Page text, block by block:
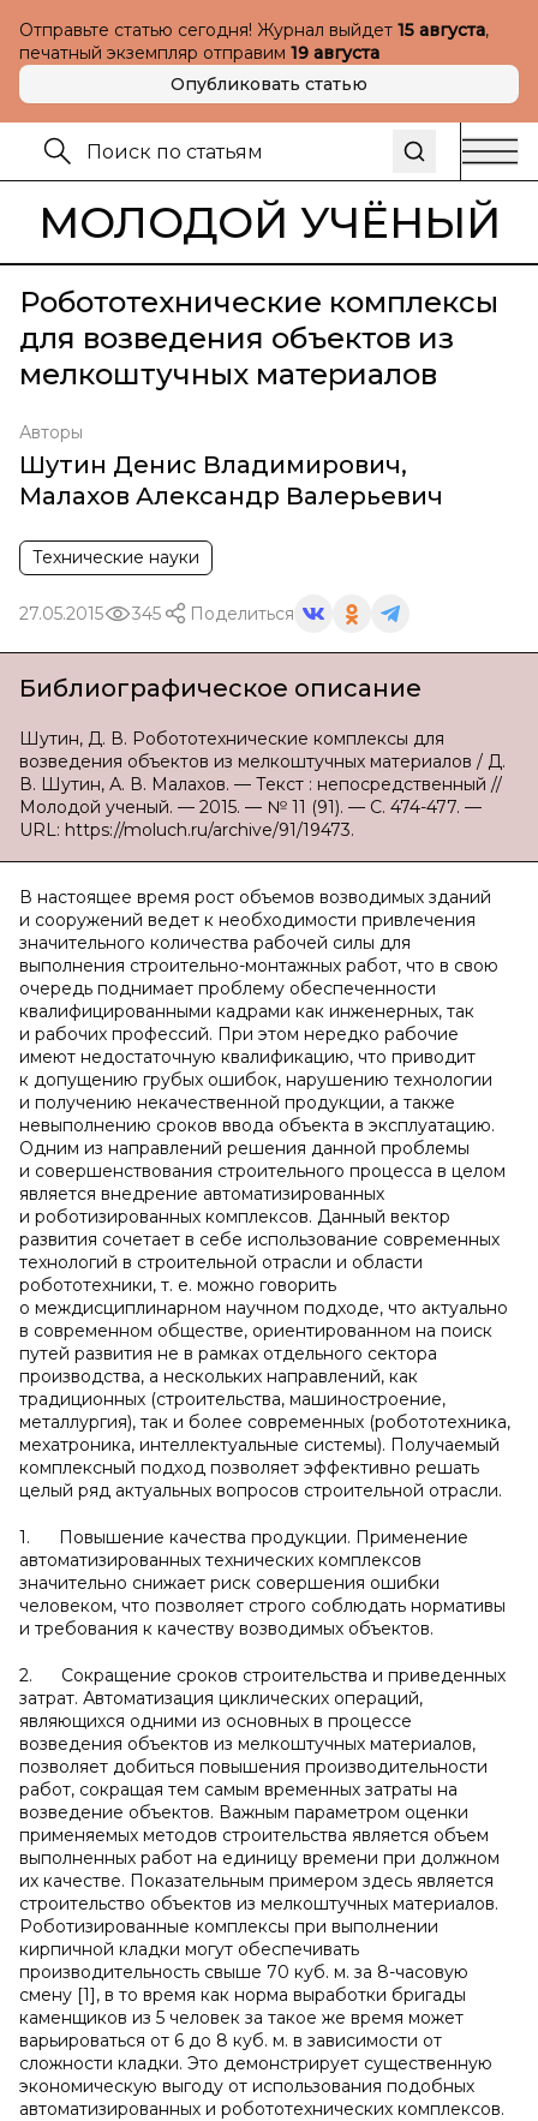
Отправьте статью сегодня! Журнал выйдет 15 августа,
печатный экземпляр отправим 19 августа
Опубликовать статью
МОЛОДОЙ УЧЁНЫЙ
Робототехнические комплексы
для возведения объектов из
мелкоштучных материалов
Авторы
Шутин Денис Владимирович,
Малахов Александр Валерьевич
Технические науки
27.05.2015 345 Поделиться
Библиографическое описание
Шутин, Д. В. Робототехнические комплексы для
возведения объектов из мелкоштучных материалов / Д.
В. Шутин, А. В. Малахов. — Текст : непосредственный //
Молодой ученый. — 2015. — № 11 (91). — С. 474-477. —
URL: https://moluch.ru/archive/91/19473.
В настоящее время рост объемов возводимых зданий
и сооружений ведет к необходимости привлечения
значительного количества рабочей силы для
выполнения строительно-монтажных работ, что в свою
очередь поднимает проблему обеспеченности
квалифицированными кадрами как инженерных, так
и рабочих профессий. При этом нередко рабочие
имеют недостаточную квалификацию, что приводит
к допущению грубых ошибок, нарушению технологии
и получению некачественной продукции, а также
невыполнению сроков ввода объекта в эксплуатацию.
Одним из направлений решения данной проблемы
и совершенствования строительного процесса в целом
является внедрение автоматизированных
и роботизированных комплексов. Данный вектор
развития сочетает в себе использование современных
технологий в строительной отрасли и области
робототехники, т. е. можно говорить
о междисциплинарном научном подходе, что актуально
в современном обществе, ориентированном на поиск
путей развития не в рамках отдельного сектора
производства, а нескольких направлений, как
традиционных (строительства, машиностроение,
металлургия), так и более современных (робототехника,
мехатроника, интеллектуальные системы). Получаемый
комплексный подход позволяет эффективно решать
целый ряд актуальных вопросов строительной отрасли.
1. Повышение качества продукции. Применение
автоматизированных технических комплексов
значительно снижает риск совершения ошибки
человеком, что позволяет строго соблюдать нормативы
и требования к качеству возводимых объектов.
2. Сокращение сроков строительства и приведенных
затрат. Автоматизация циклических операций,
являющихся одними из основных в процессе
возведения объектов из мелкоштучных материалов,
позволяет добиться повышения производительности
работ, сокращая тем самым временных затраты на
возведение объектов. Важным параметром оценки
применяемых методов строительства является объем
выполненных работ на единицу времени при должном
их качестве. Показательным примером здесь является
строительство объектов из мелкоштучных материалов.
Роботизированные комплексы при выполнении
кирпичной кладки могут обеспечивать
производительность свыше 70 куб. м. за 8-часовую
смену [1], в то время как норма выработки бригады
каменщиков из 5 человек за такое же время может
варьироваться от 6 до 8 куб. м. в зависимости от
сложности кладки. Это демонстрирует существенную
экономическую выгоду от использования подобных
автоматизированных и робототехнических комплексов.